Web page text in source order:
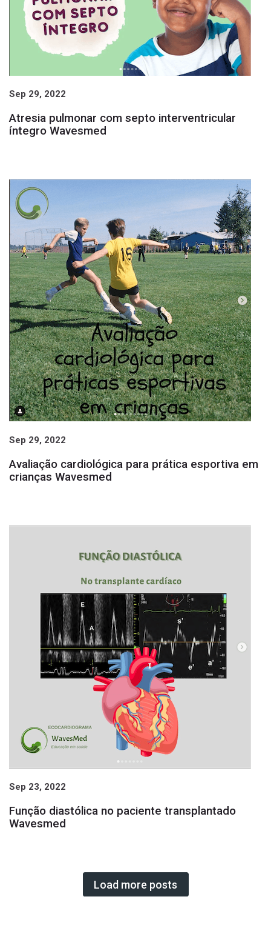
Sep 29, 2022
Atresia pulmonar com septo interventricular
íntegro Wavesmed
Sep 29, 2022
Avaliação cardiológica para prática esportiva em
crianças Wavesmed
Sep 23, 2022
Função diastólica no paciente transplantado
Wavesmed
Load more posts